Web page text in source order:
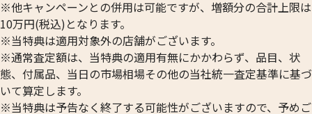
※他キャンペーンとの併用は可能ですが、増額分の合計上限は
10万円(税込)となります。
※当特典は適用対象外の店舗がございます。
※通常査定額は、当特典の適用有無にかかわらず、品目、状
態、付属品、当日の市場相場その他の当社統一査定基準に基づ
いて算定します。
※当特典は予告なく終了する可能性がございますので、予めご